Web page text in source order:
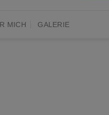
MICH GALERIE